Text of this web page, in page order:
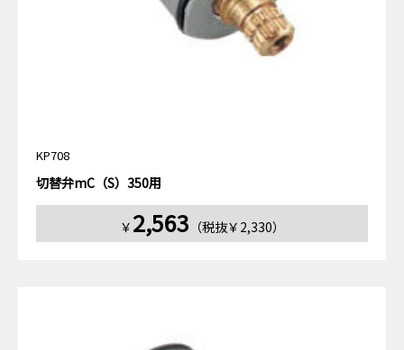
KP708
切替弁mC（S）350用
￥ 2,563 （税抜￥2,330）